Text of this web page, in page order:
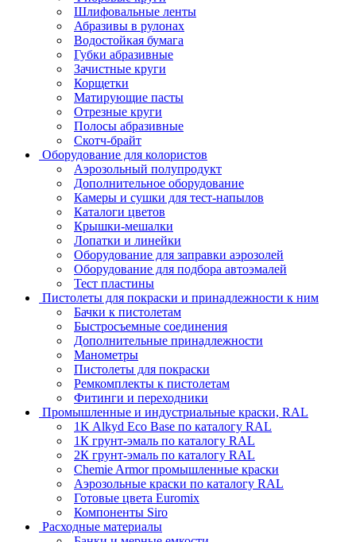
Шлифовальные ленты
Абразивы в рулонах
Водостойкая бумага
Губки абразивные
Зачистные круги
Корщетки
Матирующие пасты
Отрезные круги
Полосы абразивные
Скотч-брайт
Оборудование для колористов
Аэрозольный полупродукт
Дополнительное оборудование
Камеры и сушки для тест-напылов
Каталоги цветов
Крышки-мешалки
Лопатки и линейки
Оборудование для заправки аэрозолей
Оборудование для подбора автоэмалей
Тест пластины
Пистолеты для покраски и принадлежности к ним
Бачки к пистолетам
Быстросъемные соединения
Дополнительные принадлежности
Манометры
Пистолеты для покраски
Ремкомплекты к пистолетам
Фитинги и переходники
Промышленные и индустриальные краски, RAL
1K Alkyd Eco Base по каталогу RAL
1К грунт-эмаль по каталогу RAL
2К грунт-эмаль по каталогу RAL
Chemie Armor промышленные краски
Аэрозольные краски по каталогу RAL
Готовые цвета Euromix
Компоненты Siro
Расходные материалы